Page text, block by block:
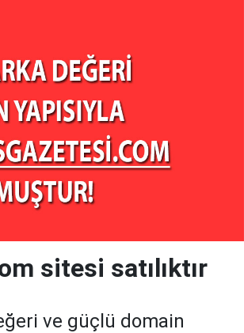
sitesi satılıktır
ve güçlü domain